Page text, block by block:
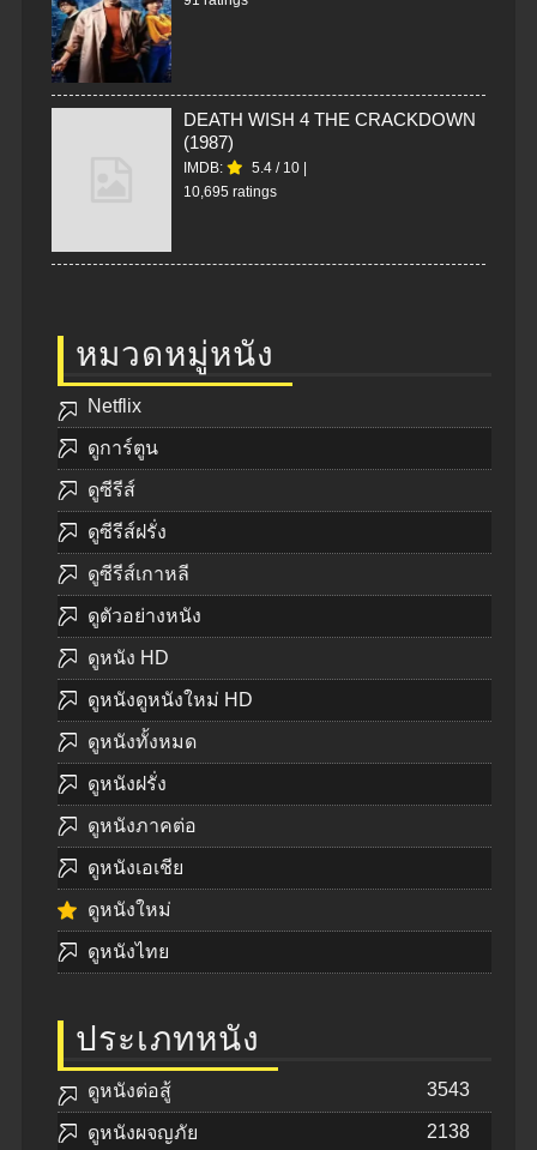
DEATH WISH 4 THE CRACKDOWN
(1987)
IMDB: 5.4 / 10
10,695 ratings
หมวดหมู่หนัง
Netflix
ดูการ์ตูน
ดูซีรีส์
ดูซีรีส์ฝรั่ง
ดูซีรีส์เกาหลี
ดูตัวอย่างหนัง
ดูหนัง HD
ดูหนังดูหนังใหม่ HD
ดูหนังทั้งหมด
ดูหนังฝรั่ง
ดูหนังภาคต่อ
ดูหนังเอเชีย
ดูหนังใหม่
ดูหนังไทย
ประเภทหนัง
ดูหนังต่อสู้ 3543
ดูหนังผจญภัย 2138